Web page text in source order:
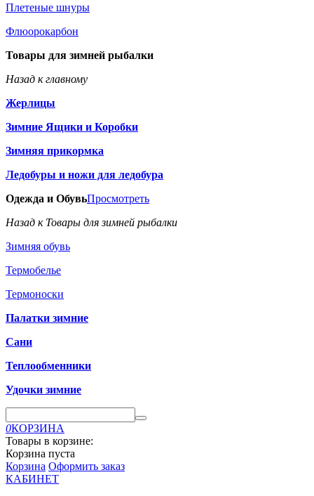
Плетеные шнуры
Флюорокарбон
Товары для зимней рыбалки
Назад к главному
Жерлицы
Зимние Ящики и Коробки
Зимняя прикормка
Ледобуры и ножи для ледобура
Одежда и ОбувьПросмотреть
Назад к Товары для зимней рыбалки
Зимняя обувь
Термобелье
Термоноски
Палатки зимние
Сани
Теплообменники
Удочки зимние
0КОРЗИНА
Товары в корзине:
Корзина пуста
Корзина Оформить заказ
КАБИНЕТ